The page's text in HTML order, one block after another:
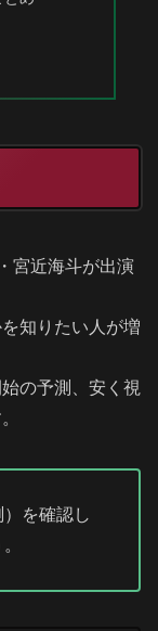
宮近海斗が出演
知りたい人が増
の予測、安く視
を確認し